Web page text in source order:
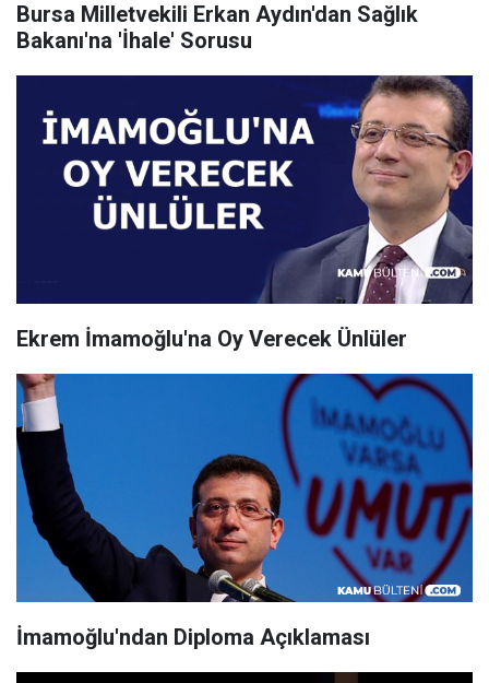
Bursa Milletvekili Erkan Aydın'dan Sağlık
Bakanı'na 'İhale' Sorusu
Ekrem İmamoğlu'na Oy Verecek Ünlüler
İmamoğlu'ndan Diploma Açıklaması